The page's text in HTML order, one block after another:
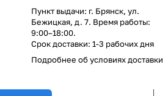
Пункт выдачи: г. Брянск, ул.
Бежицкая, д. 7. Время работы:
9:00–18:00.
Срок доставки: 1-3 рабочих дня
Подробнее обусловиях доставки